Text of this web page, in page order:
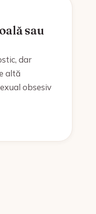
sau
dar
altă
obsesiv